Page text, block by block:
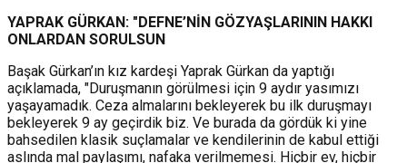
YAPRAK GÜRKAN: "DEFNE’NİN GÖZYAŞLARININ HAKKI
ONLARDAN SORULSUN
Başak Gürkan’ın kız kardeşi Yaprak Gürkan da yaptığı
açıklamada, "Duruşmanın görülmesi için 9 aydır yasımızı
yaşayamadık. Ceza almalarını bekleyerek bu ilk duruşmayı
bekleyerek 9 ay geçirdik biz. Ve burada da gördük ki yine
bahsedilen klasik suçlamalar ve kendilerinin de kabul ettiği
aslında mal paylaşımı, nafaka verilmemesi. Hiçbir ev, hiçbir